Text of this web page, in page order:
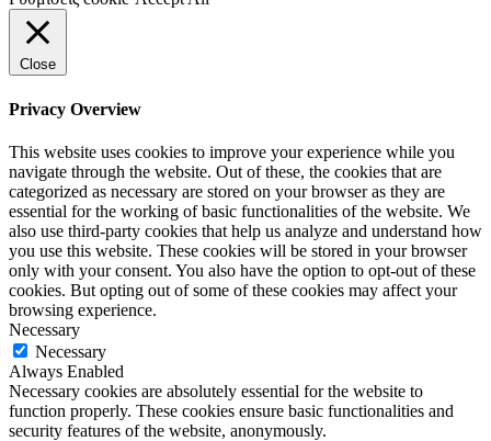
Close
Privacy Overview
This website uses cookies to improve your experience while you
navigate through the website. Out of these, the cookies that are
categorized as necessary are stored on your browser as they are
essential for the working of basic functionalities of the website. We
also use third-party cookies that help us analyze and understand how
you use this website. These cookies will be stored in your browser
only with your consent. You also have the option to opt-out of these
cookies. But opting out of some of these cookies may affect your
browsing experience.
Necessary
Necessary
Always Enabled
Necessary cookies are absolutely essential for the website to
function properly. These cookies ensure basic functionalities and
security features of the website, anonymously.